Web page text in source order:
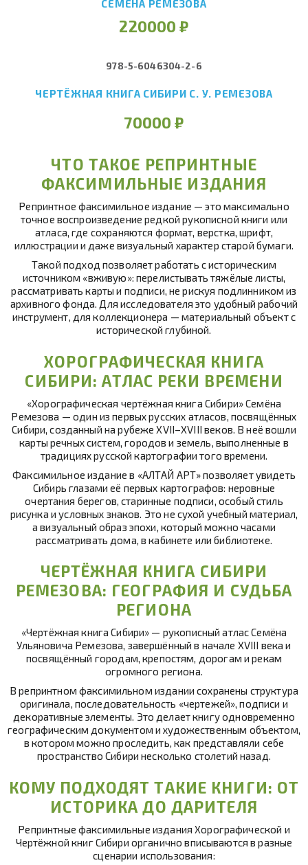
СЕМЁНА РЕМЕЗОВА
220000 ₽
978-5-6046304-2-6
ЧЕРТЁЖНАЯ КНИГА СИБИРИ С. У. РЕМЕЗОВА
70000 ₽
ЧТО ТАКОЕ РЕПРИНТНЫЕ
ФАКСИМИЛЬНЫЕ ИЗДАНИЯ
Репринтное факсимильное издание — это максимально
точное воспроизведение редкой рукописной книги или
атласа, где сохраняются формат, верстка, шрифт,
иллюстрации и даже визуальный характер старой бумаги.
Такой подход позволяет работать с историческим
источником «вживую»: перелистывать тяжёлые листы,
рассматривать карты и подписи, не рискуя подлинником из
архивного фонда. Для исследователя это удобный рабочий
инструмент, для коллекционера — материальный объект с
исторической глубиной.
ХОРОГРАФИЧЕСКАЯ КНИГА
СИБИРИ: АТЛАС РЕКИ ВРЕМЕНИ
«Хорографическая чертёжная книга Сибири» Семёна
Ремезова — один из первых русских атласов, посвящённых
Сибири, созданный на рубеже XVII–XVIII веков. В неё вошли
карты речных систем, городов и земель, выполненные в
традициях русской картографии того времени.
Факсимильное издание в «АЛТАЙ АРТ» позволяет увидеть
Сибирь глазами её первых картографов: неровные
очертания берегов, старинные подписи, особый стиль
рисунка и условных знаков. Это не сухой учебный материал,
а визуальный образ эпохи, который можно часами
рассматривать дома, в кабинете или библиотеке.
ЧЕРТЁЖНАЯ КНИГА СИБИРИ
РЕМЕЗОВА: ГЕОГРАФИЯ И СУДЬБА
РЕГИОНА
«Чертёжная книга Сибири» — рукописный атлас Семёна
Ульяновича Ремезова, завершённый в начале XVIII века и
посвящённый городам, крепостям, дорогам и рекам
огромного региона.
В репринтном факсимильном издании сохранены структура
оригинала, последовательность «чертежей», подписи и
декоративные элементы. Это делает книгу одновременно
географическим документом и художественным объектом,
в котором можно проследить, как представляли себе
пространство Сибири несколько столетий назад.
КОМУ ПОДХОДЯТ ТАКИЕ КНИГИ: ОТ
ИСТОРИКА ДО ДАРИТЕЛЯ
Репринтные факсимильные издания Хорографической и
Чертёжной книг Сибири органично вписываются в разные
сценарии использования: